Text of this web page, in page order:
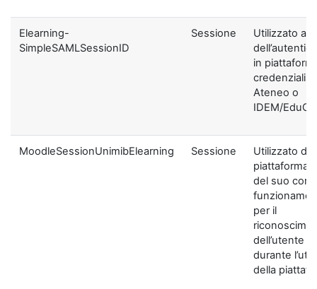
Elearning-
SimpleSAMLSessionID
Sessione
Utilizzato ai
in
credenziali di
Ateneo o
IDEM/
MoodleSessionUnimibElearning Sessione
Utilizzato
piattaforma
del suo
per il
dell’utente
durante
della